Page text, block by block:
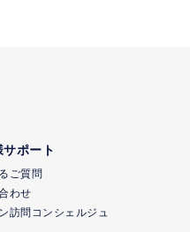
サポート
ご質問
わせ
訪問コンシェルジュ